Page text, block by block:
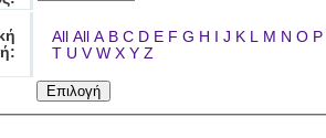
All All A B C D E F G H I J K L M N O P
T U V W X Y Z